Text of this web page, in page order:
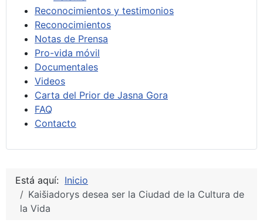
Reconocimientos y testimonios
Reconocimientos
Notas de Prensa
Pro-vida móvil
Documentales
Videos
Carta del Prior de Jasna Gora
FAQ
Contacto
Está aquí: Inicio
Kaišiadorys desea ser la Ciudad de la Cultura de
la Vida